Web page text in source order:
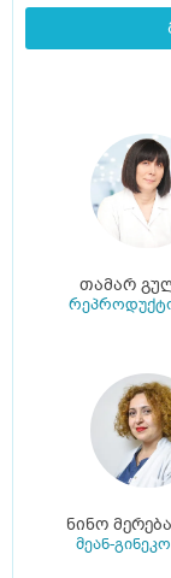
თამარ
ნინო
მეან-